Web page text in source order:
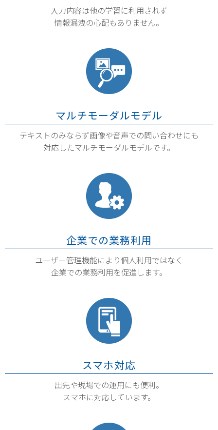
入力内容は他の学習に利用されず
情報漏洩の心配もありません。
マルチモーダルモデル
テキストのみならず画像や音声での問い合わせにも
対応したマルチモーダルモデルです。
企業での業務利用
ユーザー管理機能により個人利用ではなく
企業での業務利用を促進します。
スマホ対応
出先や現場での運用にも便利。
スマホに対応しています。